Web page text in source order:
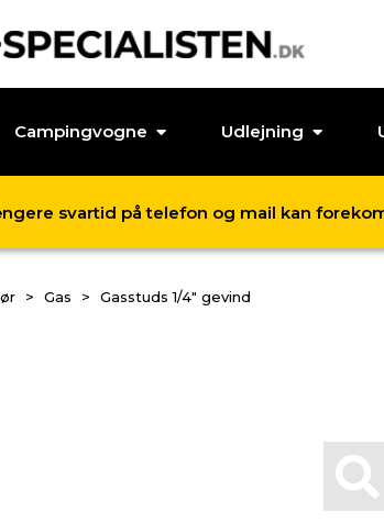
Campingvogne Udlejning
svartid på telefon og mail kan
Gas Gasstuds 1/4" gevind